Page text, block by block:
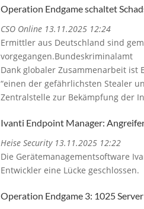
Operation Endgame schaltet
CSO Online 13.11.2025 12:24
Ermittler aus Deutschland sind
vorgegangen.Bundeskriminalamt
Dank globaler Zusammenarbeit ist
“einen der gefährlichsten Stealer
Zentralstelle zur Bekämpfung der
Ivanti Endpoint Manager:
Heise Security 13.11.2025 12:22
Die Gerätemanagementsoftware
Entwickler eine Lücke geschlossen.
Operation Endgame 3: 1025